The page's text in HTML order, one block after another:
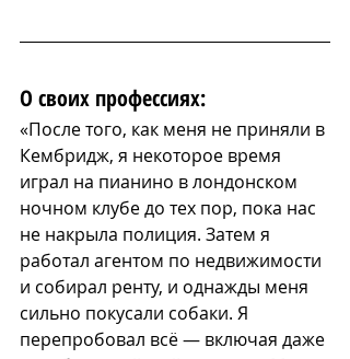
О своих профессиях:
«После того, как меня не приняли в
Кембридж, я некоторое время
играл на пианино в лондонском
ночном клубе до тех пор, пока нас
не накрыла полиция. Затем я
работал агентом по недвижимости
и собирал ренту, и однажды меня
сильно покусали собаки. Я
перепробовал всё — включая даже